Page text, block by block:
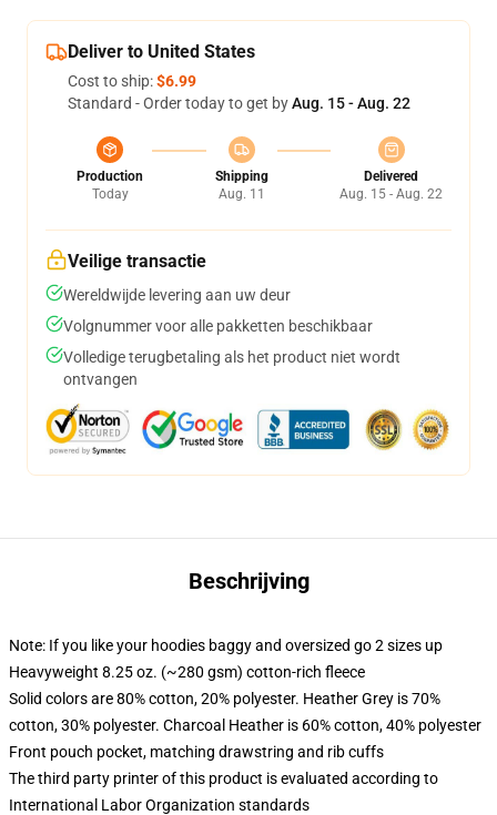
Deliver to United States
Cost to ship:$6.99
Standard - Order today to get byAug. 15 - Aug. 22
Production
Today
Shipping
Aug. 11
Delivered
Aug. 15 - Aug. 22
Veilige transactie
Wereldwijde levering aan uw deur
Volgnummer voor alle pakketten beschikbaar
Volledige terugbetaling als het product niet wordt
ontvangen
Beschrijving
Note: If you like your hoodies baggy and oversized go 2 sizes up
Heavyweight 8.25 oz. (~280 gsm) cotton-rich fleece
Solid colors are 80% cotton, 20% polyester. Heather Grey is 70%
cotton, 30% polyester. Charcoal Heather is 60% cotton, 40% polyester
Front pouch pocket, matching drawstring and rib cuffs
The third party printer of this product is evaluated according to
International Labor Organization standards